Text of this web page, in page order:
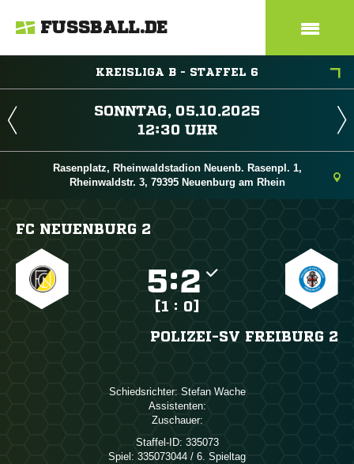
FUSSBALL.DE
KREISLIGA B - STAFFEL 6
 
 
Rasenplatz, Rheinwaldstadion Neuenb. Rasenpl. 1,
Rheinwaldstr. 3, 79395 Neuenburg am Rhein
FC NEUENBURG 2
:
[1 : 0]
POLIZEI-SV FREIBURG 2
Schiedsrichter:  
Assistenten:
Zuschauer:
Staffel-ID: 335073
Spiel: 335073044 / 6. Spieltag